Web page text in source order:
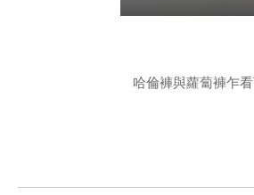
哈倫褲與蘿蔔褲乍
蘿蔔褲的褲型是從臀